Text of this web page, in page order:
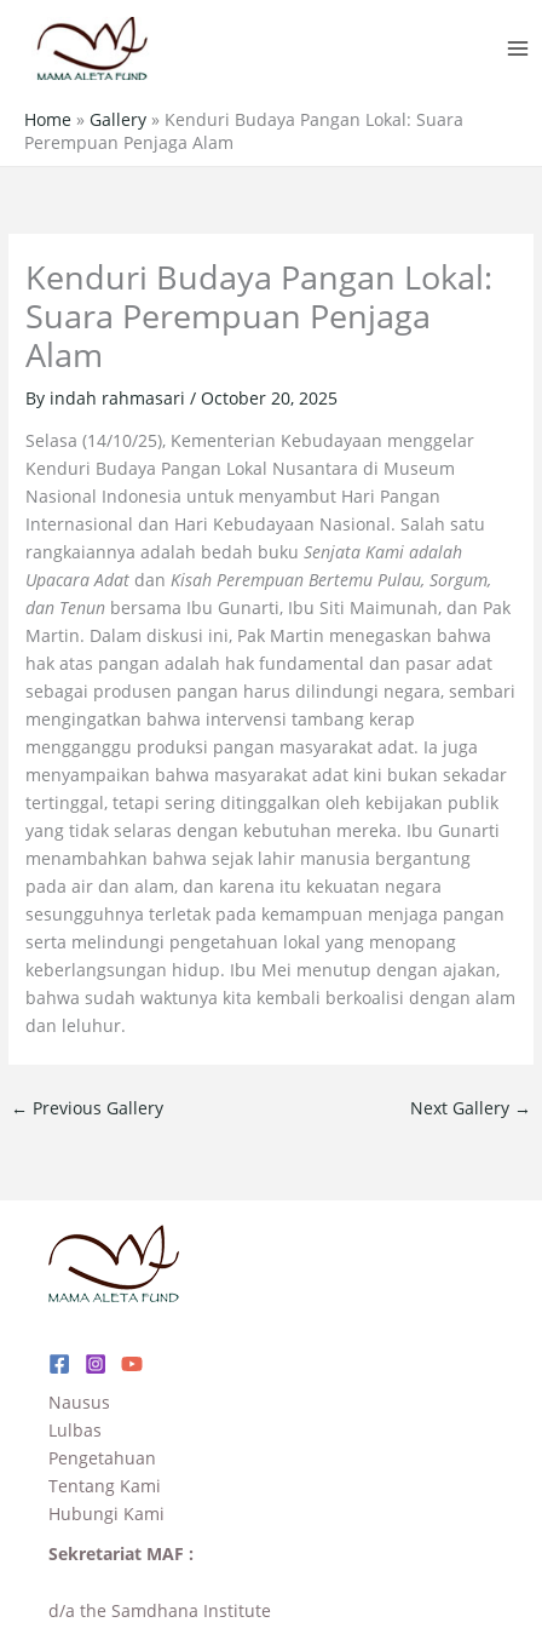
content
Home » Gallery » Kenduri Budaya Pangan Lokal: Suara
Perempuan Penjaga Alam
Kenduri Budaya Pangan Lokal:
Suara Perempuan Penjaga
Alam
By indah rahmasari/October 20, 2025
Selasa (14/10/25), Kementerian Kebudayaan menggelar
Kenduri Budaya Pangan Lokal Nusantara di Museum
Nasional Indonesia untuk menyambut Hari Pangan
Internasional dan Hari Kebudayaan Nasional. Salah satu
rangkaiannya adalah bedah bukuSenjata Kami adalah
Upacara Adat danKisah Perempuan Bertemu Pulau, Sorgum,
dan Tenun bersama Ibu Gunarti, Ibu Siti Maimunah, dan Pak
Martin. Dalam diskusi ini, Pak Martin menegaskan bahwa
hak atas pangan adalah hak fundamental dan pasar adat
sebagai produsen pangan harus dilindungi negara, sembari
mengingatkan bahwa intervensi tambang kerap
mengganggu produksi pangan masyarakat adat. Ia juga
menyampaikan bahwa masyarakat adat kini bukan sekadar
tertinggal, tetapi sering ditinggalkan oleh kebijakan publik
yang tidak selaras dengan kebutuhan mereka. Ibu Gunarti
menambahkan bahwa sejak lahir manusia bergantung
pada air dan alam, dan karena itu kekuatan negara
sesungguhnya terletak pada kemampuan menjaga pangan
serta melindungi pengetahuan lokal yang menopang
keberlangsungan hidup. Ibu Mei menutup dengan ajakan,
bahwa sudah waktunya kita kembali berkoalisi dengan alam
dan leluhur.
← Previous Gallery Next Gallery →
Nausus
Lulbas
Pengetahuan
Tentang Kami
Hubungi Kami
Sekretariat MAF :
d/a the Samdhana Institute